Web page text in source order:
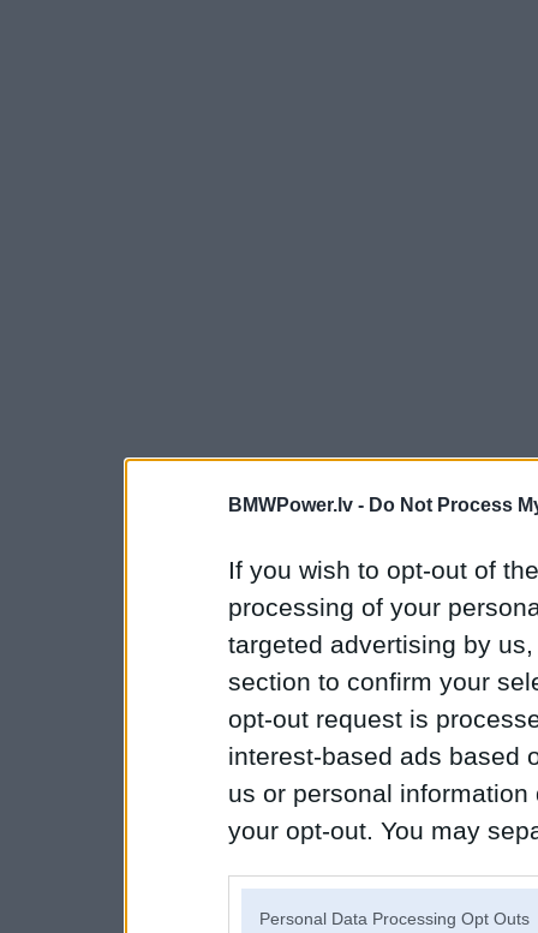
BMWPower.lv - Do Not Process
If you wish to opt-out of
processing of your
targeted advertising by
section to confirm your
opt-out request is
interest-based ads based
us or personal
your opt-out. You may
Personal Data Processing Opt Outs